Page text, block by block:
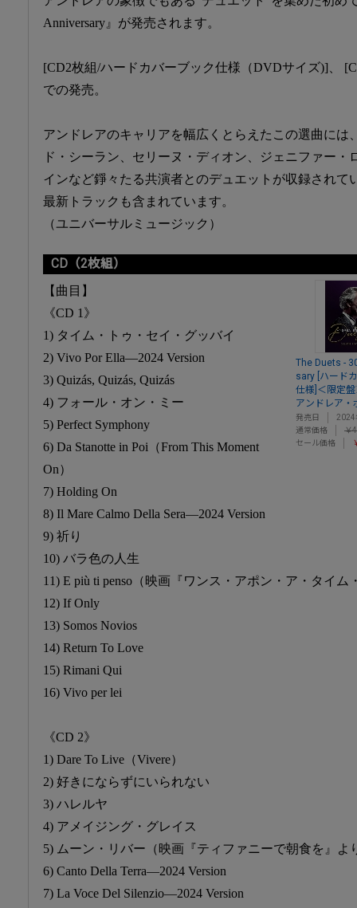
Anniversary』が発売されます。
[CD2枚組/ハードカバーブック仕様（DVDサイズ)]、
での発売。
アンドレアのキャリアを幅広くとらえたこの選曲には
ド・シーラン、セリーヌ・ディオン、ジェニファー・
インなど錚々たる共演者とのデュエットが収録されて
最新トラックも含まれています。
（ユニバーサルミュージック）
CD（2枚組）
The Duets -
sary [ハード
仕様]＜限定
アンドレア・
発売日
2024
通常価格
￥
セール価格
【曲目】
《CD 1》
1) タイム・トゥ・セイ・グッバイ
2) Vivo Por Ella―2024 Version
3) Quizás, Quizás, Quizás
4) フォール・オン・ミー
5) Perfect Symphony
6) Da Stanotte in Poi（From This Moment
On）
7) Holding On
8) Il Mare Calmo Della Sera―2024 Version
9) 祈り
10) バラ色の人生
11) E più ti penso（映画『ワンス・アポン・ア・タイ
12) If Only
13) Somos Novios
14) Return To Love
15) Rimani Qui
16) Vivo per lei
《CD 2》
1) Dare To Live（Vivere）
2) 好きにならずにいられない
3) ハレルヤ
4) アメイジング・グレイス
5) ムーン・リバー（映画『ティファニーで朝食を』よ
6) Canto Della Terra―2024 Version
7) La Voce Del Silenzio―2024 Version